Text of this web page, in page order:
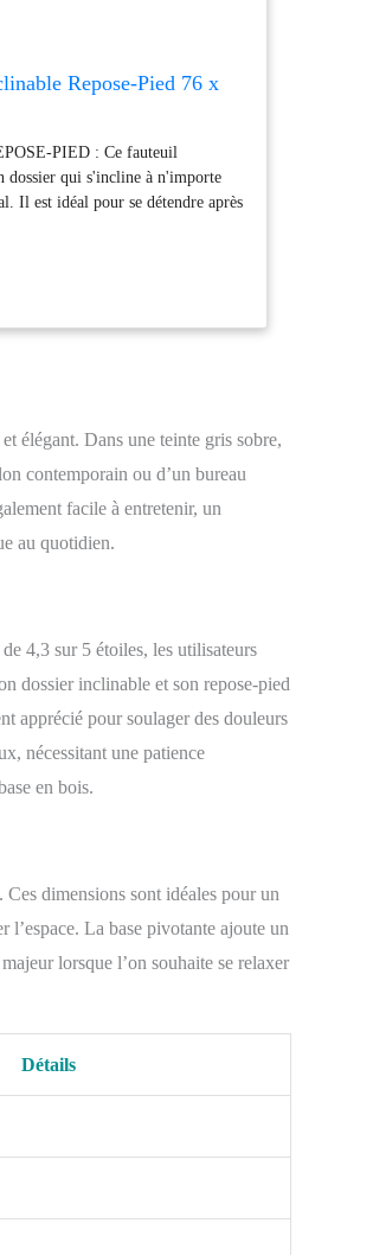
Repose-Pied 76 x
PIED : Ce fauteuil
dossier qui s'incline à n'importe
Il est idéal pour se détendre après
inclinable pivotant un
CONFORT MAXIMAL : Dossier
est un havre de confort dans
: 150 kg. Assemblage
élégant. Dans une teinte gris sobre,
contemporain ou d’un bureau
facile à entretenir, un
au quotidien.
4,3 sur 5 étoiles, les utilisateurs
dossier inclinable et son repose-pied
apprécié pour soulager des douleurs
nécessitant une patience
en bois.
dimensions sont idéales pour un
l’espace. La base pivotante ajoute un
lorsque l’on souhaite se relaxer
Détails